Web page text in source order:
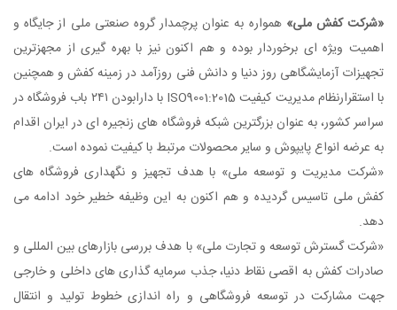
کفش ملی»همواره به عنوان پرچمدار گروه صنعتی ملی از جایگاه و
ویژه ای برخوردار بوده و هم اکنون نیز با بهره گیری از مجهزترین
آزمایشگاهی روز دنیا و دانش فنی روزآمد در زمینه کفش و همچنین
با استقرارنظام مدیریت کیفیت ISO9001:2015 با دارابودن ۲۴۱ باب فروشگاه در
کشور، به عنوان بزرگترین شبکه فروشگاه های زنجیره ای در ایران اقدام
انواع پایپوش و سایر محصولات مرتبط با کیفیت نموده است.
مدیریت و توسعه ملی» با هدف تجهیز و نگهداری فروشگاه های
تاسیس گردیده و هم اکنون به این وظیفه خطیر خود ادامه می
گسترش توسعه و تجارت ملی» با هدف بررسی بازارهای بین المللی و
کفش به اقصی نقاط دنیا، جذب سرمایه گذاری های داخلی و خارجی
در توسعه فروشگاهی و راه اندازی خطوط تولید و انتقال